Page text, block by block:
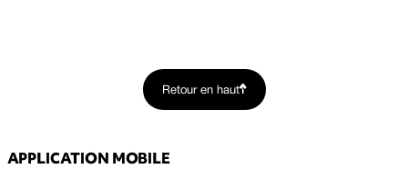
Retour en haut
APPLICATION MOBILE